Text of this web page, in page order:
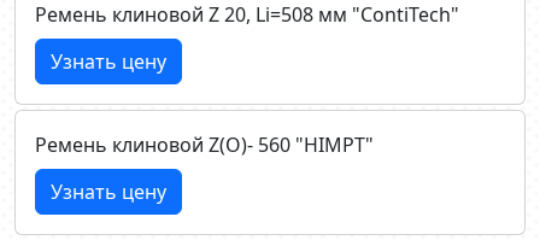
Ремень клиновой Z 20, Li=508 мм "ContiTech"
Узнать цену
Ремень клиновой Z(О)- 560 "HIMPT"
Узнать цену